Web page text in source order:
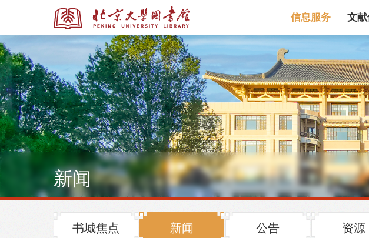
全部资源
全部资源 馆藏目录 论文、书、报
多媒体资源 机构知识库 馆际互借
信息服务 文
新闻
书城焦点 新闻 公告 资源